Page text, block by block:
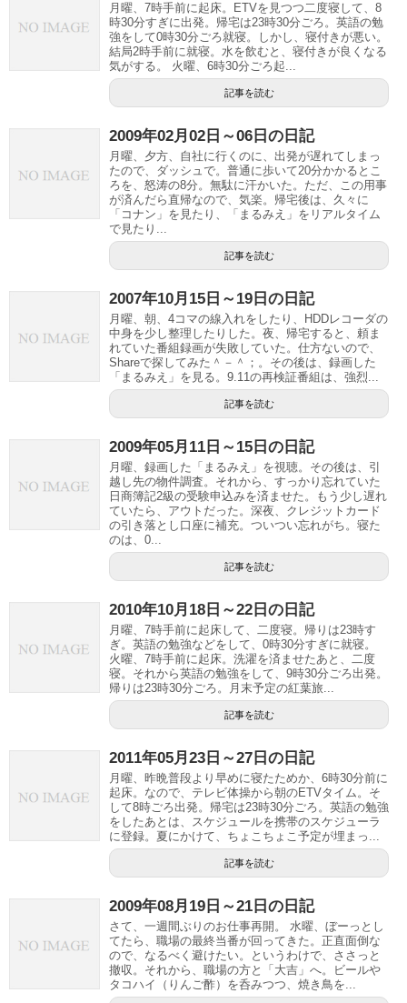
月曜、7時手前に起床。ETVを見つつ二度寝して、8
時30分すぎに出発。帰宅は23時30分ごろ。英語の勉
強をして0時30分ごろ就寝。しかし、寝付きが悪い。
結局2時手前に就寝。水を飲むと、寝付きが良くなる
気がする。 火曜、6時30分ごろ起...
記事を読む
2009年02月02日～06日の日記
月曜、夕方、自社に行くのに、出発が遅れてしまっ
たので、ダッシュで。普通に歩いて20分かかるとこ
ろを、怒涛の8分。無駄に汗かいた。ただ、この用事
が済んだら直帰なので、気楽。帰宅後は、久々に
「コナン」を見たり、「まるみえ」をリアルタイム
で見たり...
記事を読む
2007年10月15日～19日の日記
月曜、朝、4コマの線入れをしたり、HDDレコーダの
中身を少し整理したりした。夜、帰宅すると、頼ま
れていた番組録画が失敗していた。仕方ないので、
Shareで探してみた＾－＾；。その後は、録画した
「まるみえ」を見る。9.11の再検証番組は、強烈...
記事を読む
2009年05月11日～15日の日記
月曜、録画した「まるみえ」を視聴。その後は、引
越し先の物件調査。それから、すっかり忘れていた
日商簿記2級の受験申込みを済ませた。もう少し遅れ
ていたら、アウトだった。深夜、クレジットカード
の引き落とし口座に補充。ついつい忘れがち。寝た
のは、0...
記事を読む
2010年10月18日～22日の日記
月曜、7時手前に起床して、二度寝。帰りは23時す
ぎ。英語の勉強などをして、0時30分すぎに就寝。
火曜、7時手前に起床。洗濯を済ませたあと、二度
寝。それから英語の勉強をして、9時30分ごろ出発。
帰りは23時30分ごろ。月末予定の紅葉旅...
記事を読む
2011年05月23日～27日の日記
月曜、昨晩普段より早めに寝たためか、6時30分前に
起床。なので、テレビ体操から朝のETVタイム。そ
して8時ごろ出発。帰宅は23時30分ごろ。英語の勉強
をしたあとは、スケジュールを携帯のスケジューラ
に登録。夏にかけて、ちょこちょこ予定が埋まっ...
記事を読む
2009年08月19日～21日の日記
さて、一週間ぶりのお仕事再開。 水曜、ぼーっとし
てたら、職場の最終当番が回ってきた。正直面倒な
ので、なるべく避けたい。というわけで、ささっと
撤収。それから、職場の方と「大吉」へ。ビールや
タコハイ（りんご酢）を呑みつつ、焼き鳥を...